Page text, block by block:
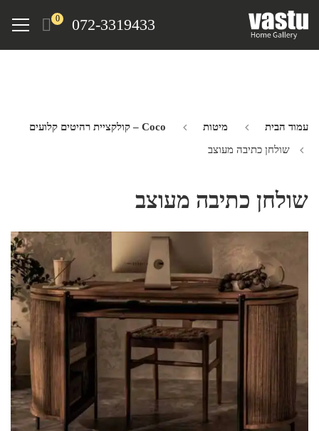
072-3319433
0
Menu
עמוד הבית מיטות
Coco – קולקציית רהיטים קלועים
שולחן כתיבה מעוצב
שולחן כתיבה מעוצב